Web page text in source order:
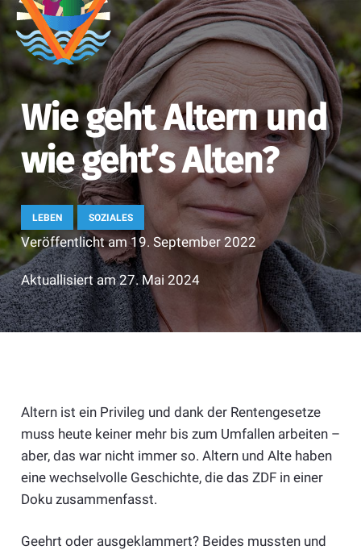
Wie geht Altern und
wie geht’s Alten?
LEBEN SOZIALES
Veröffentlicht am19. September 2022
Aktuallisiert am27. Mai 2024
Altern ist ein Privileg und dank der Rentengesetze
muss heute keiner mehr bis zum Umfallen arbeiten –
aber, das war nicht immer so. Altern und Alte haben
eine wechselvolle Geschichte, die das ZDF in einer
Doku zusammenfasst.
Geehrt oder ausgeklammert? Beides mussten und